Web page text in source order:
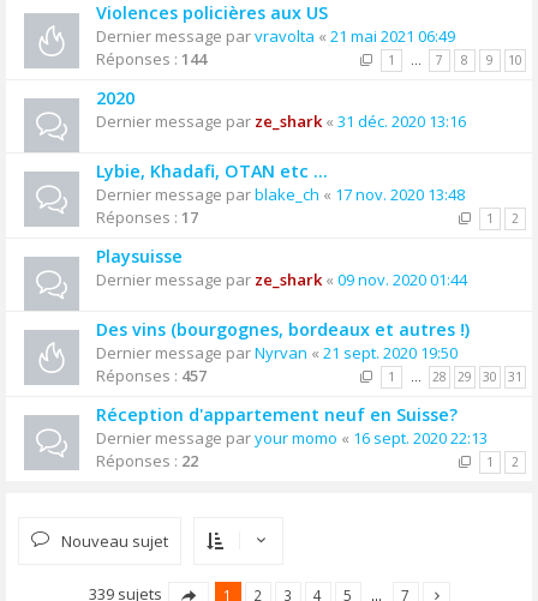
Violences policières aux US
Dernier message parvravolta « 21 mai 2021 06:49
Réponses : 144 1 … 7 8 9 10
2020
Dernier message par ze_shark« 31 déc. 2020 13:16
Lybie, Khadafi, OTAN etc ...
Dernier message parblake_ch « 17 nov. 2020 13:48
Réponses : 17 1 2
Playsuisse
Dernier message par ze_shark« 09 nov. 2020 01:44
Des vins (bourgognes, bordeaux et autres !)
Dernier message parNyrvan « 21 sept. 2020 19:50
Réponses : 457 1 … 28 29 30 31
Réception d'appartement neuf en Suisse?
Dernier message paryour momo « 16 sept. 2020 22:13
Réponses : 22 1 2
Nouveau sujet
339 sujets 1 2 3 4 5 … 7